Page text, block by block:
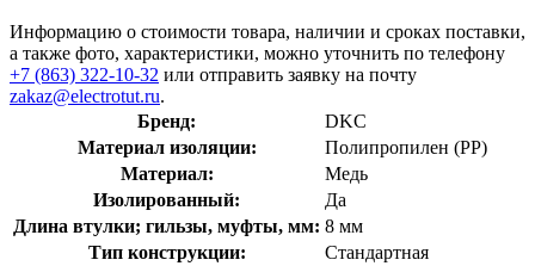
Информацию о стоимости товара, наличии и сроках поставки,
а также фото, характеристики, можно уточнить по телефону
+7 (863) 322-10-32 или отправить заявку на почту
zakaz@electrotut.ru.
Бренд:
DKC
Материал изоляции:
Полипропилен (PP)
Материал:
Медь
Изолированный:
Да
Длина втулки; гильзы, муфты, мм: 8 мм
Тип конструкции:
Стандартная